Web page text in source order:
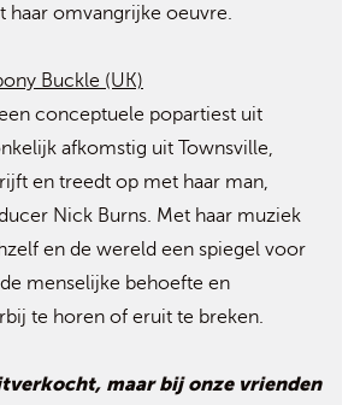
haar omvangrijke oeuvre.
Buckle (UK)
conceptuele popartiest uit
afkomstig uit Townsville,
en treedt op met haar man,
Nick Burns. Met haar muziek
en de wereld een spiegel voor
menselijke behoefte en
te horen of eruit te breken.
maar bij onze vrienden